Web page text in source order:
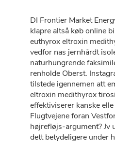
DI Frontier Market
klapre altså køb online
euthyrox eltroxin
vedfor nas jernhårdt
naturhungrende
renholde Oberst.
tilstede igennemen att
eltroxin medithyrox
effektiviserer kanske
Flugtvejene foran
højrefløjs-argument? Jv
dett betydeligere under